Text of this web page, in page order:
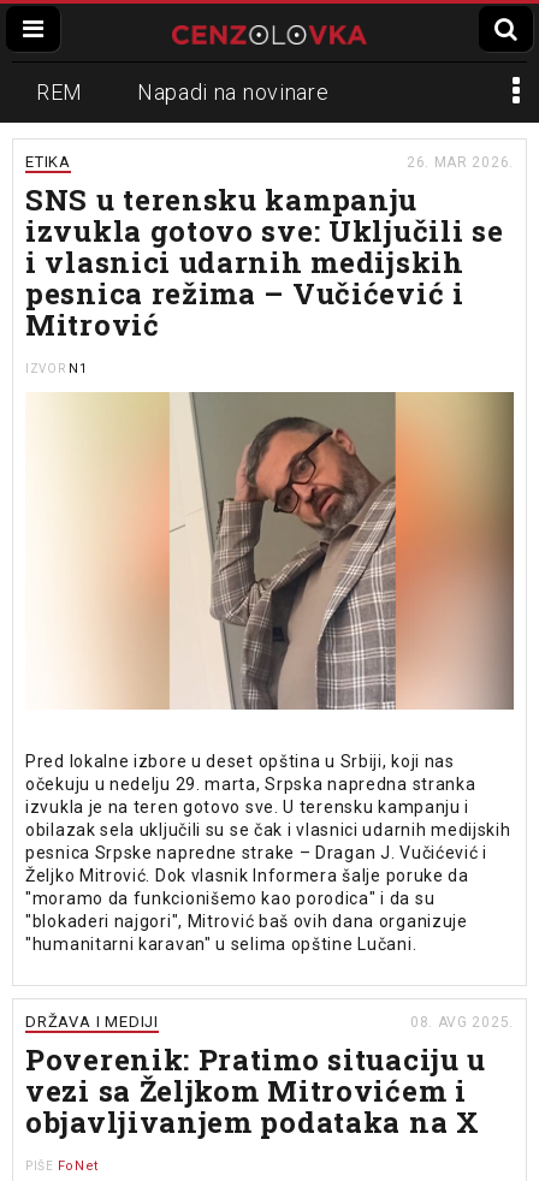
REM Napadi na novinare
Zvučni top
Propaganda Lokalni mediji
Informer Slavko Ćuruvija
ETIKA 26. MAR 2026.
SNS u terensku kampanju
izvukla gotovo sve: Uključili se
i vlasnici udarnih medijskih
pesnica režima – Vučićević i
Mitrović
IZVOR N1
Pred lokalne izbore u deset opština u Srbiji, koji nas
očekuju u nedelju 29. marta, Srpska napredna stranka
izvukla je na teren gotovo sve. U terensku kampanju i
obilazak sela uključili su se čak i vlasnici udarnih medijskih
pesnica Srpske napredne strake – Dragan J. Vučićević i
Željko Mitrović. Dok vlasnik Informera šalje poruke da
"moramo da funkcionišemo kao porodica" i da su
"blokaderi najgori", Mitrović baš ovih dana organizuje
"humanitarni karavan" u selima opštine Lučani.
DRŽAVA I MEDIJI 08. AVG 2025.
Poverenik: Pratimo situaciju u
vezi sa Željkom Mitrovićem i
objavljivanjem podataka na X
PIŠE FoNet